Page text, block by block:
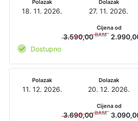
Polazak
18. 11. 2026.
Dolazak
27. 11. 2026.
Dostupno
Cijena od
3.590,00BAM
Polazak
11. 12. 2026.
Dolazak
20. 12. 2026.
Cijena od
3.690,00BAM